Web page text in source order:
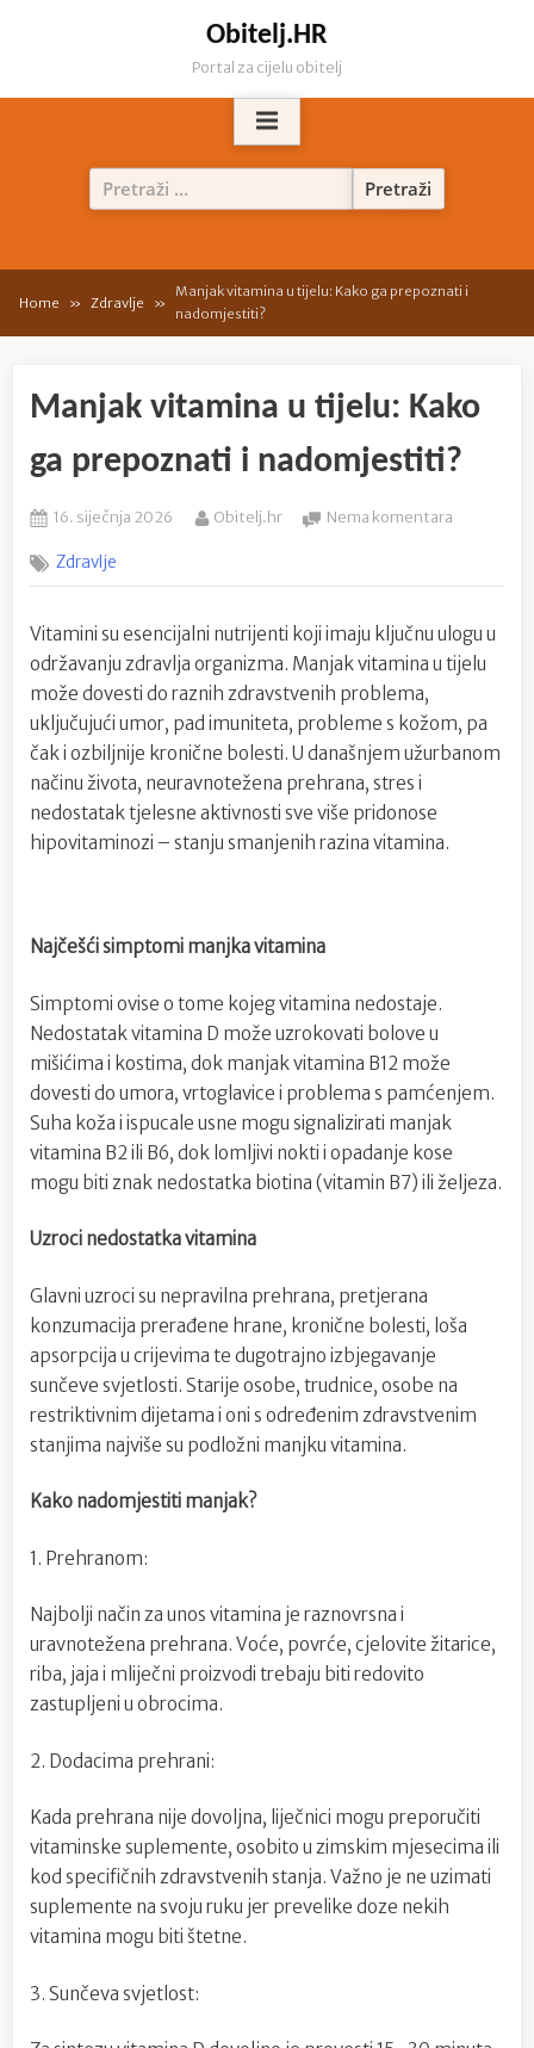
Obitelj.HR
Portal za cijelu obitelj
Pretraži:
Home Zdravlje
Manjak vitamina u tijelu: Kako ga prepoznati i
nadomjestiti?
Manjak vitamina u tijelu: Kako
ga prepoznati i nadomjestiti?
Posted
16. siječnja 2026 By
Obitelj.hr Nema komentara
u
Kako
ga
i
Zdravlje
Vitamini su esencijalni nutrijenti koji imaju ključnu ulogu u
održavanju zdravlja organizma. Manjak vitamina u tijelu
može dovesti do raznih zdravstvenih problema,
uključujući umor, pad imuniteta, probleme s kožom, pa
čak i ozbiljnije kronične bolesti. U današnjem užurbanom
načinu života, neuravnotežena prehrana, stres i
nedostatak tjelesne aktivnosti sve više pridonose
hipovitaminozi – stanju smanjenih razina vitamina.
Najčešći simptomi manjka vitamina
Simptomi ovise o tome kojeg vitamina nedostaje.
Nedostatak vitamina D može uzrokovati bolove u
mišićima i kostima, dok manjak vitamina B12 može
dovesti do umora, vrtoglavice i problema s pamćenjem.
Suha koža i ispucale usne mogu signalizirati manjak
vitamina B2 ili B6, dok lomljivi nokti i opadanje kose
mogu biti znak nedostatka biotina (vitamin B7) ili željeza.
Uzroci nedostatka vitamina
Glavni uzroci su nepravilna prehrana, pretjerana
konzumacija prerađene hrane, kronične bolesti, loša
apsorpcija u crijevima te dugotrajno izbjegavanje
sunčeve svjetlosti. Starije osobe, trudnice, osobe na
restriktivnim dijetama i oni s određenim zdravstvenim
stanjima najviše su podložni manjku vitamina.
Kako nadomjestiti manjak?
1. Prehranom:
Najbolji način za unos vitamina je raznovrsna i
uravnotežena prehrana. Voće, povrće, cjelovite žitarice,
riba, jaja i mliječni proizvodi trebaju biti redovito
zastupljeni u obrocima.
2. Dodacima prehrani:
Kada prehrana nije dovoljna, liječnici mogu preporučiti
vitaminske suplemente, osobito u zimskim mjesecima ili
kod specifičnih zdravstvenih stanja. Važno je ne uzimati
suplemente na svoju ruku jer prevelike doze nekih
vitamina mogu biti štetne.
3. Sunčeva svjetlost: